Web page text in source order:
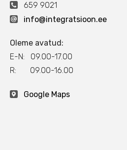
659 9021
info@integratsioon.ee
Oleme avatud:
E-N: 09.00-17.00
R: 09.00-16.00
Google Maps